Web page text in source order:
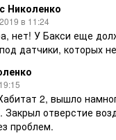
Николенко
в 11:24
нет! У Бакси еще
датчики, которых
2, вышло
отверстие
проблем.